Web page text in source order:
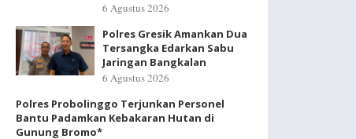
6 Agustus 2026
Polres Gresik Amankan Dua
Tersangka Edarkan Sabu
Jaringan Bangkalan
6 Agustus 2026
Polres Probolinggo Terjunkan Personel
Bantu Padamkan Kebakaran Hutan di
Gunung Bromo*